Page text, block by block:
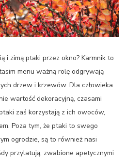
i zimą ptaki przez okno? Karmnik to
menu ważną rolę odgrywają
drzew i krzewów. Dla człowieka
wartość dekoracyjną, czasami
zaś korzystają z ich owoców,
Poza tym, że ptaki to swego
ogrodzie, są to również nasi
przylatują, zwabione apetycznymi